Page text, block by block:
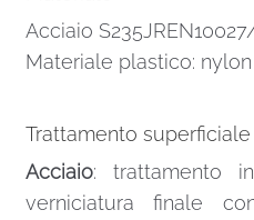
Acciaio
Materiale plastico: nylon
Trattamento superficiale
Acciaio: trattamento
verniciatura finale